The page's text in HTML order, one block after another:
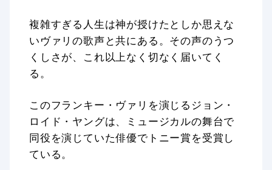
複雑すぎる人生は神が授けたとしか思えな
いヴァリの歌声と共にある。その声のうつ
くしさが、これ以上なく切なく届いてく
る。
このフランキー・ヴァリを演じるジョン・
ロイド・ヤングは、ミュージカルの舞台で
同役を演じていた俳優でトニー賞を受賞し
ている。